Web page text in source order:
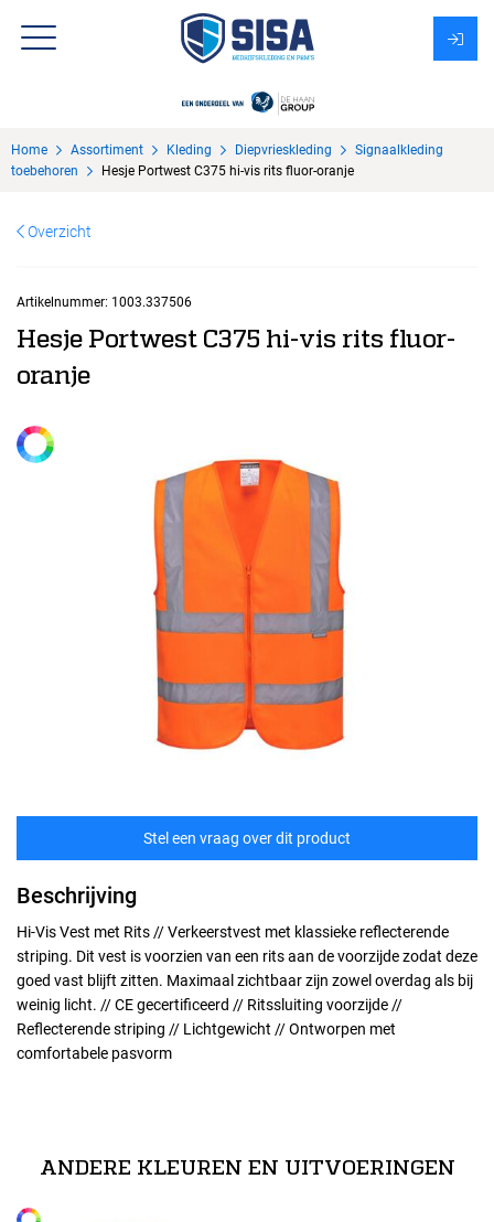
Over Sisa
Home Assortiment Kleding Diepvrieskleding
Signaalkleding
toebehoren
Hesje Portwest C375 hi-vis rits fluor-oranje
Overzicht
Artikelnummer: 1003.337506
Hesje Portwest C375 hi-vis rits fluor-
oranje
Stel een vraag over dit product
Beschrijving
Hi-Vis Vest met Rits // Verkeerstvest met klassieke reflecterende
striping. Dit vest is voorzien van een rits aan de voorzijde zodat deze
goed vast blijft zitten. Maximaal zichtbaar zijn zowel overdag als bij
weinig licht. // CE gecertificeerd // Ritssluiting voorzijde //
Reflecterende striping // Lichtgewicht // Ontworpen met
comfortabele pasvorm
ANDERE KLEUREN EN UITVOERINGEN